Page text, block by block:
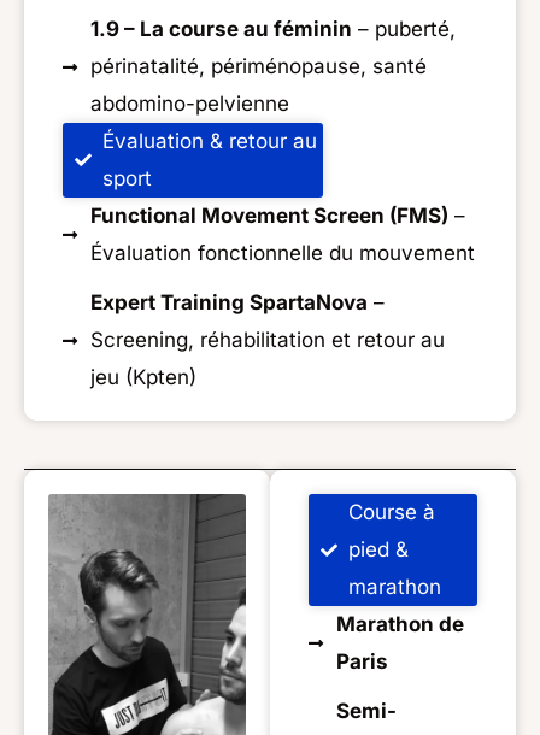
1.9 – La course au féminin – puberté,
périnatalité, périménopause, santé
abdomino-pelvienne
Évaluation & retour au
sport
Functional Movement Screen (FMS) –
Évaluation fonctionnelle du mouvement
Expert Training SpartaNova –
Screening, réhabilitation et retour au
jeu (Kpten)
Course à
pied &
marathon
Marathon de
Paris
Semi-